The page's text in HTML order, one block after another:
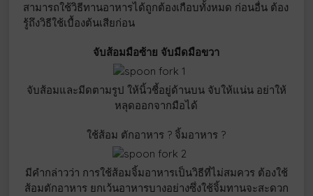
สามารถใช้วิธีทานอาหารได้ถูกต้องเกือบทั้งหมด ก่อนอื่น ต้อง
รู้ถึงวิธีใช้เบื้องต้นเสียก่อน
จับส้อมมือซ้าย จับมีดมือขวา
จับส้อมและมีดตามรูป ให้นิ้วชี้อยู่ด้านบน จับให้แน่น อย่าให้
หลุดออกจากมือได้
ใช้ส้อม ตักอาหาร ? จิ้มอาหาร ?
มีคำกล่าวว่า การใช้ส้อมจิ้มอาหารเป็นวิธีที่ไม่สมควร ต้องใช้
ส้อมตักอาหาร ยกเว้นอาหารบางอย่างซึ่งใช้จิ้มทานจะสะดวก